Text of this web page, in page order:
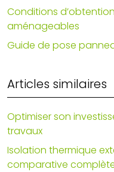
Conditions
aménageables
Guide de pose
Articles similaires
Optimiser son
travaux
Isolation thermique
comparative